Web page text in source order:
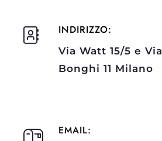
INDIRIZZO:
Via Watt 15/5 e Via
Bonghi 11 Milano
EMAIL: